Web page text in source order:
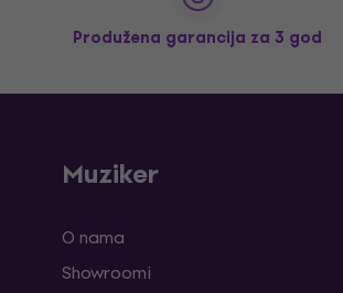
Produžena garancija za 3 god
Muziker
O nama
Showroomi